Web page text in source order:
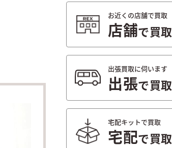
お近くの店舗で買取
店舗で買取
出張買取に伺います
出張で買取
宅配キットで買取
宅配で買取